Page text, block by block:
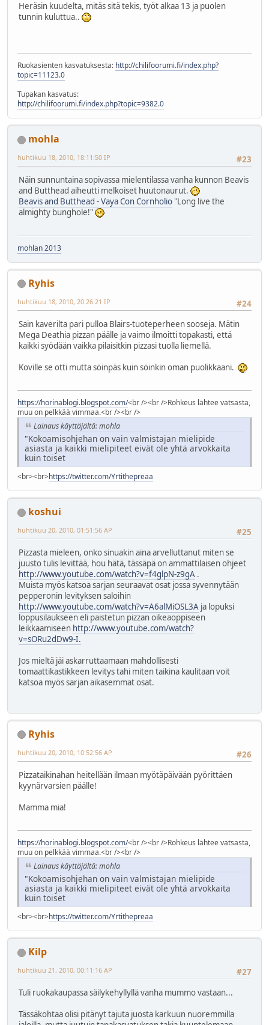
Heräsin kuudelta, mitäs sitä tekis, työt alkaa 13 ja puolen
tunnin kuluttua..
Ruokasienten kasvatuksesta: http://chilifoorumi.fi/index.php?
topic=11123.0
Tupakan kasvatus:
http://chilifoorumi.fi/index.php?topic=9382.0
mohla
#23
huhtikuu 18, 2010, 18:11:50 IP
Näin sunnuntaina sopivassa mielentilassa vanha kunnon Beavis
and Butthead aiheutti melkoiset huutonaurut.
Beavis and Butthead - Vaya Con Cornholio "Long live the
almighty bunghole!"
mohlan 2013
Ryhis
#24
huhtikuu 18, 2010, 20:26:21 IP
Sain kaverilta pari pulloa Blairs-tuoteperheen sooseja. Mätin
Mega Deathia pizzan päälle ja vaimo ilmoitti topakasti, että
kaikki syödään vaikka pilaisitkin pizzasi tuolla liemellä.
Koville se otti mutta söinpäs kuin söinkin oman puolikkaani.
https://horinablogi.blogspot.com/<br /><br />Rohkeus lähtee vatsasta,
muu on pelkkää vimmaa.<br /><br />
Lainaus käyttäjältä: mohla
"Kokoamisohjehan on vain valmistajan mielipide
asiasta ja kaikki mielipiteet eivät ole yhtä arvokkaita
kuin toiset
<br><br>https://twitter.com/Yrtithepreaa
koshui
#25
huhtikuu 20, 2010, 01:51:56 AP
Pizzasta mieleen, onko sinuakin aina arvelluttanut miten se
juusto tulis levittää, hou hätä, tässäpä on ammattilaisen ohjeet
http://www.youtube.com/watch?v=f4glpN-z9gA .
Muista myös katsoa sarjan seuraavat osat jossa syvennytään
pepperonin levityksen saloihin
http://www.youtube.com/watch?v=A6alMiOSL3A ja lopuksi
loppusilaukseen eli paistetun pizzan oikeaoppiseen
leikkaamiseen http://www.youtube.com/watch?
v=sORu2dDw9-I.
Jos mieltä jäi askarruttaamaan mahdollisesti
tomaattikastikkeen levitys tahi miten taikina kaulitaan voit
katsoa myös sarjan aikasemmat osat.
Ryhis
#26
huhtikuu 20, 2010, 10:52:56 AP
Pizzataikinahan heitellään ilmaan myötäpäivään pyörittäen
kyynärvarsien päälle!
Mamma mia!
https://horinablogi.blogspot.com/<br /><br />Rohkeus lähtee vatsasta,
muu on pelkkää vimmaa.<br /><br />
Lainaus käyttäjältä: mohla
"Kokoamisohjehan on vain valmistajan mielipide
asiasta ja kaikki mielipiteet eivät ole yhtä arvokkaita
kuin toiset
<br><br>https://twitter.com/Yrtithepreaa
Kilp
#27
huhtikuu 21, 2010, 00:11:16 AP
Tuli ruokakaupassa säilykehyllyllä vanha mummo vastaan...
Tässäkohtaa olisi pitänyt tajuta juosta karkuun nuoremmilla